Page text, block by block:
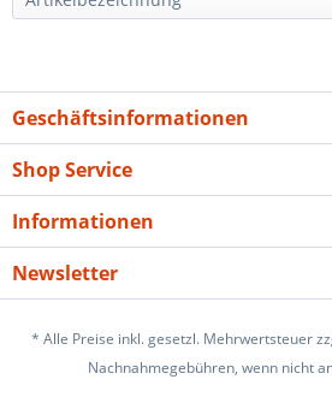
Geschäftsinformationen
Shop Service
Informationen
Newsletter
* Alle Preise inkl. gesetzl. Mehrwertsteuer
Nachnahmegebühren, wenn nicht